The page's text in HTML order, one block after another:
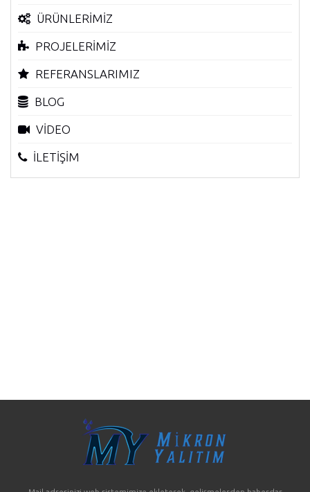
ÜRÜNLERİMİZ
PROJELERİMİZ
REFERANSLARIMIZ
BLOG
VİDEO
İLETİŞİM